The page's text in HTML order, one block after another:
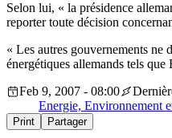
Selon lui, « la présidence
reporter toute décision
« Les autres gouvernements ne
énergétiques allemands tels
Feb 9, 2007 - 08:00
Energie, Environnement
Print Partager